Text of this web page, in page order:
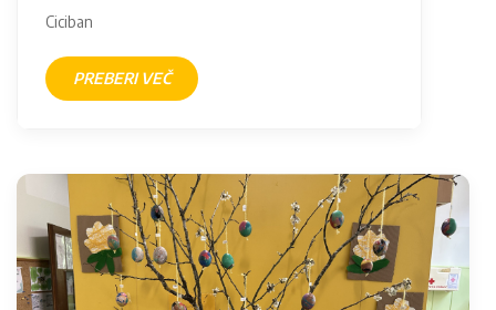
Ciciban
PREBERI VEČ